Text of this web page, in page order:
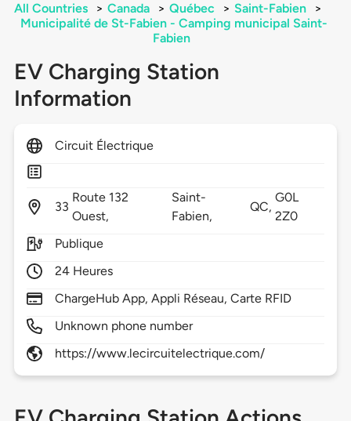
All Countries > Canada > Québec > Saint-Fabien
>
Municipalité de St-Fabien - Camping municipal Saint-
Fabien
EV Charging Station
Information
Circuit Électrique
33
Route 132
Ouest,
Saint-
Fabien,
QC,
G0L
2Z0
Publique
24 Heures
ChargeHub App, Appli Réseau, Carte RFID
Unknown phone number
https://www.lecircuitelectrique.com/